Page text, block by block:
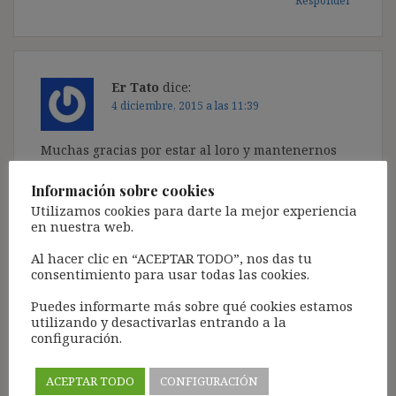
Er Tato dice:
4 diciembre, 2015 a las 11:39
Muchas gracias por estar al loro y mantenernos
servida y será interesante conocer la posición
definitiva del TS y sus argumentos.
Saludos
Responder
15 diciembre, 2015 a las 08:44
Información sobre cookies
Utilizamos cookies para darte la mejor experiencia
en nuestra web.
Al hacer clic en “ACEPTAR TODO”, nos das tu
consentimiento para usar todas las cookies.
Puedes informarte más sobre qué cookies estamos
utilizando y desactivarlas entrando a la
configuración.
ACEPTAR TODO
CONFIGURACIÓN